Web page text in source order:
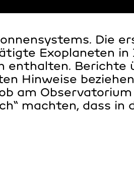
Die
Exoplaneten
enthalten. Berichte
Hinweise
am
machten, dass in